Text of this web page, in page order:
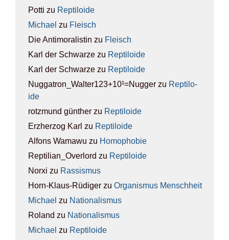
Potti zu Rep­ti­lo­ide
Michael zu Fleisch
Die Antimoralistin zu Fleisch
Karl der Schwarze zu Rep­ti­lo­ide
Karl der Schwarze zu Rep­ti­lo­ide
Nuggatron_Walter123+10¹=Nugger zu Rep­ti­lo­
ide
rotzmund günther zu Rep­ti­lo­ide
Erzherzog Karl zu Rep­ti­lo­ide
Alfons Wamawu zu Homo­pho­bie
Reptilian_Overlord zu Rep­ti­lo­ide
Norxi zu Ras­sis­mus
Horn-Klaus-Rüdiger zu Orga­nis­mus Mensch­heit
Michael zu Natio­na­lis­mus
Roland zu Natio­na­lis­mus
Michael zu Rep­ti­lo­ide